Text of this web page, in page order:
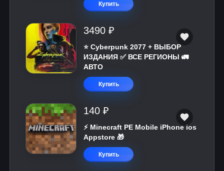
Купить
3490 ₽
⭐ Cyberpunk 2077 + ВЫБОР
ИЗДАНИЯ ✅ ВСЕ РЕГИОНЫ 🚛
АВТО
Купить
140 ₽
⚡️ Minecraft PE Mobile iPhone ios
Appstore 🎁
Купить